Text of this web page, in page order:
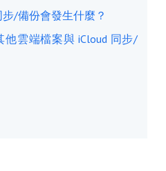
/備份會發生什麼？
雲端檔案與 iCloud 同步/